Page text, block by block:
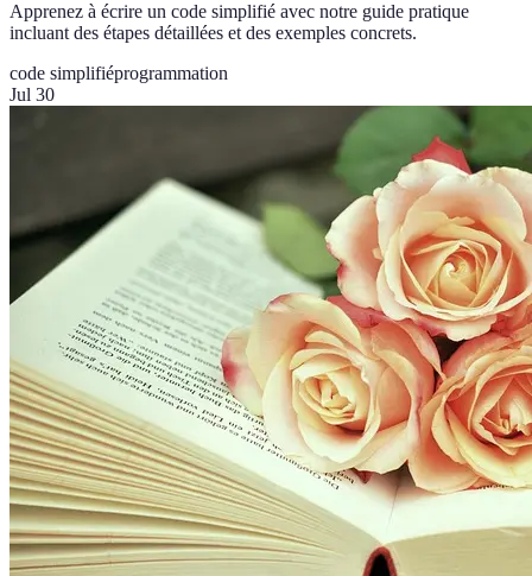
Apprenez à écrire un code simplifié avec notre guide pratique
incluant des étapes détaillées et des exemples concrets.
code simplifiéprogrammation
Jul 30